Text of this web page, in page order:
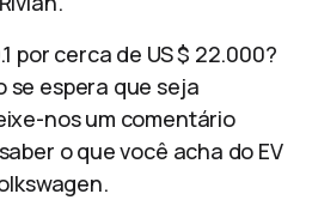
por cerca de US $ 22.000?
se espera que seja
nos um comentário
o que você acha do EV